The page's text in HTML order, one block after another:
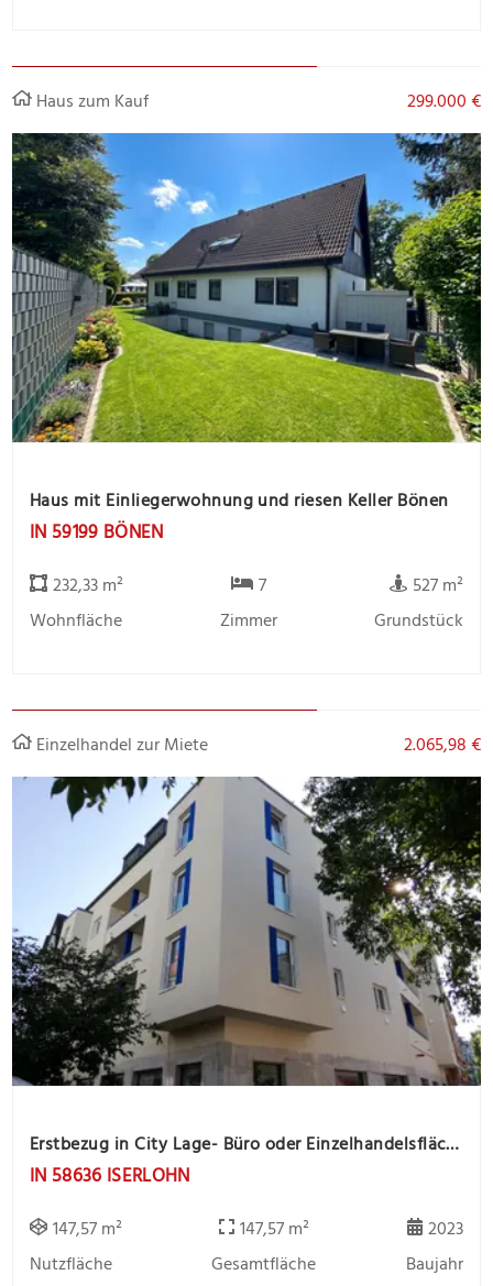
Haus zum Kauf 299.000 €
Haus mit Einliegerwohnung und riesen Keller Bönen
IN 59199 BÖNEN
232,33 m²
Wohnfläche
7
Zimmer
527 m²
Grundstück
Einzelhandel zur Miete 2.065,98 €
Erstbezug in City Lage- Büro oder Einzelhandelsfläche sucht Mieter
IN 58636 ISERLOHN
147,57 m²
Nutzfläche
147,57 m²
Gesamtfläche
2023
Baujahr